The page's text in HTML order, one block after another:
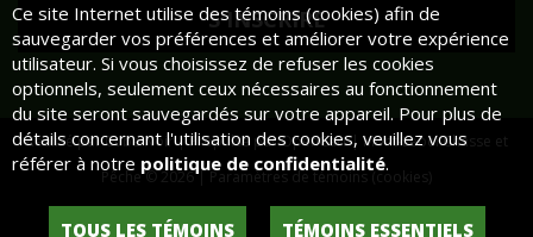
Réalisé parCube Noir| Propulsé parOpenCart| Mont-Lebel Chasse et
Pêche © 2026 |Paramètres de témoins (cookies)
Historique de commandes Liste de souhaits
Ce site Internet utilise des témoins (cookies) afin de
sauvegarder vos préférences et améliorer votre expérience
utilisateur. Si vous choisissez de refuser les cookies
optionnels, seulement ceux nécessaires au fonctionnement
du site seront sauvegardés sur votre appareil. Pour plus de
détails concernant l'utilisation des cookies, veuillez vous
référer à notre politique de confidentialité.
TOUS LES TÉMOINS TÉMOINS ESSENTIELS